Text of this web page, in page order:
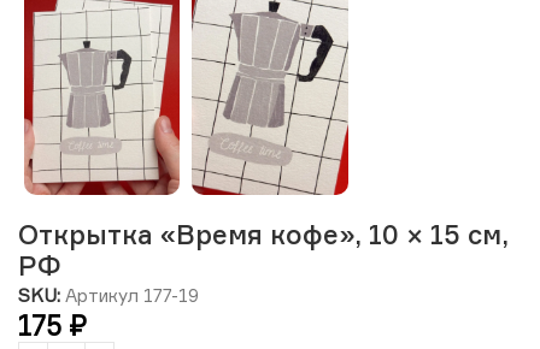
Открытка «Время кофе», 10 × 15 см,
РФ
SKU: Артикул 177-19
175 ₽